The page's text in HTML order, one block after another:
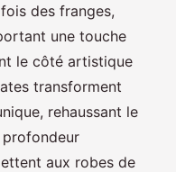
des franges,
une touche
le côté artistique
transforment
rehaussant le
aux robes de